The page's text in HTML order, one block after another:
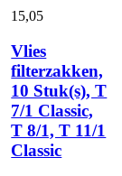
mm,
kunststof,
passend
voor:
T
7/1
Classic,
T
11/1
Classic
15,05
Vlies
filterzakken,
10 Stuk(s), T
7/1 Classic,
T 8/1, T 11/1
Classic